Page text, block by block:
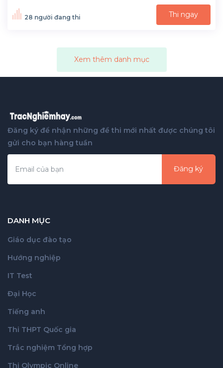
28 người đang thi Thi ngay
Xem thêm danh mục
Đăng ký để nhận những đề thi mới nhất được chúng tôi
gửi cho bạn hàng tuần
Đăng ký
DANH MỤC
Giáo dục đào tạo
Hướng nghiệp
IT Test
Đại Học
Tiếng anh
Thi THPT Quốc gia
Trắc nghiệm Tổng hợp
Thi Olympic Online